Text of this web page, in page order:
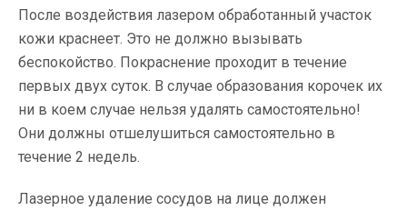
После воздействия лазером обработанный участок
кожи краснеет. Это не должно вызывать
беспокойство. Покраснение проходит в течение
первых двух суток. В случае образования корочек их
ни в коем случае нельзя удалять самостоятельно!
Они должны отшелушиться самостоятельно в
течение 2 недель.
Лазерное удаление сосудов на лице должен